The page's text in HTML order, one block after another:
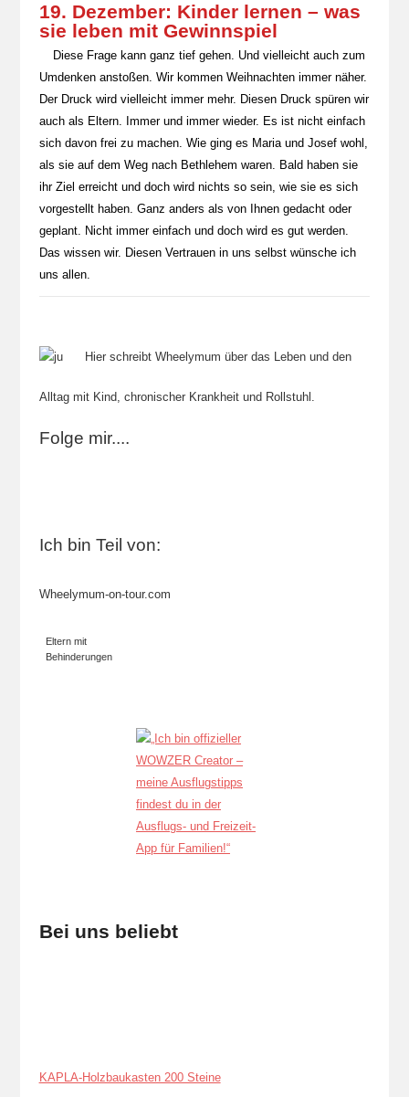
19. Dezember: Kinder lernen – was
sie leben mit Gewinnspiel
Diese Frage kann ganz tief gehen. Und vielleicht auch zum
Umdenken anstoßen. Wir kommen Weihnachten immer näher.
Der Druck wird vielleicht immer mehr. Diesen Druck spüren wir
auch als Eltern. Immer und immer wieder. Es ist nicht einfach
sich davon frei zu machen. Wie ging es Maria und Josef wohl,
als sie auf dem Weg nach Bethlehem waren. Bald haben sie
ihr Ziel erreicht und doch wird nichts so sein, wie sie es sich
vorgestellt haben. Ganz anders als von Ihnen gedacht oder
geplant. Nicht immer einfach und doch wird es gut werden.
Das wissen wir. Diesen Vertrauen in uns selbst wünsche ich
uns allen.
Hier schreibt Wheelymum über das Leben und den
Alltag mit Kind, chronischer Krankheit und Rollstuhl.
Folge mir....
Ich bin Teil von:
Wheelymum-on-tour.com
Eltern mit
Behinderungen
Bei uns beliebt
KAPLA-Holzbaukasten 200 Steine